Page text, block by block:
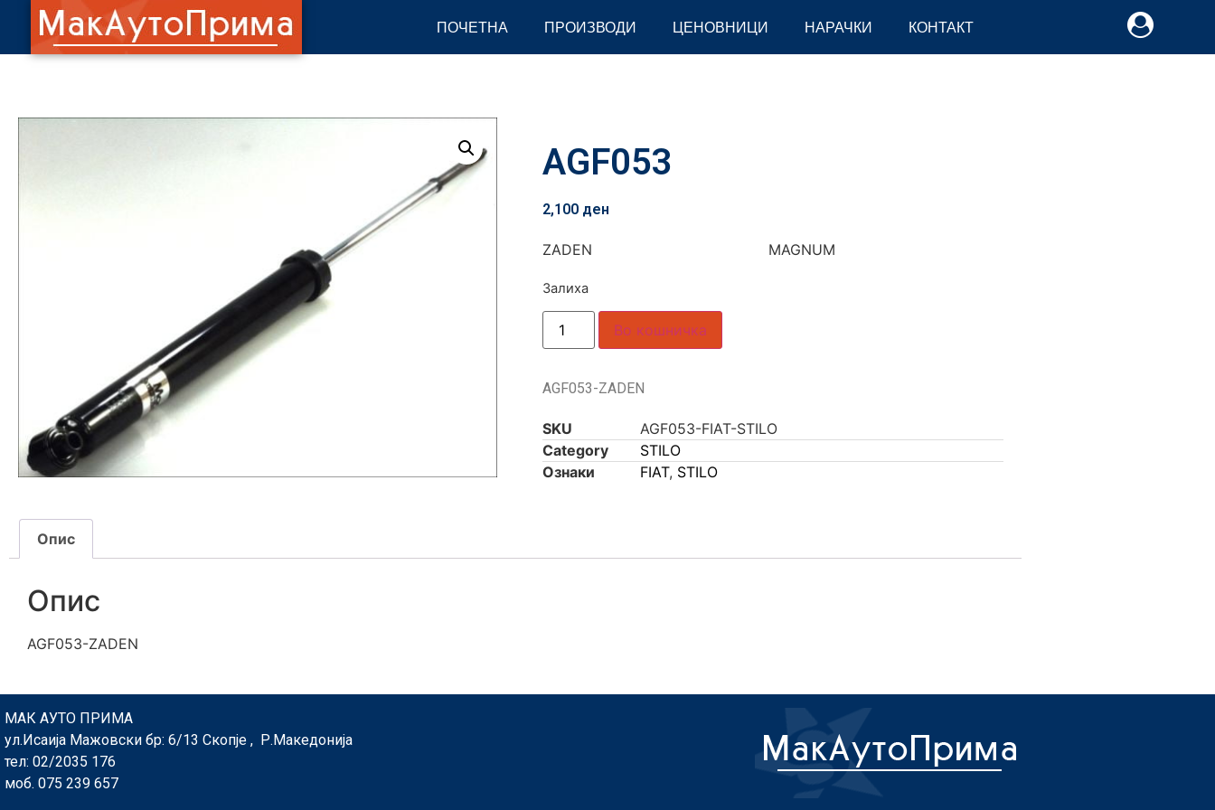
ПОЧЕТНА ПРОИЗВОДИ ЦЕНОВНИЦИ НАРАЧКИ КОНТАКТ
AGF053
2,100 ден
ZADEN MAGNUM
Залиха
Во кошничка
AGF053-ZADEN
SKU
AGF053-FIAT-STILO
Category
STILO
Ознаки
FIAT, STILO
Опис
Опис
AGF053-ZADEN
МАК АУТО ПРИМА
ул.Исаија Мажовски бр: 6/13 Скопје , Р.Македонија
тел: 02/2035 176
моб. 075 239 657